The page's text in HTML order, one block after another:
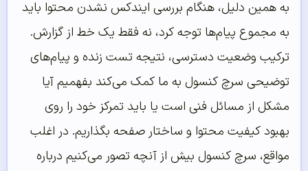
به همین دلیل، هنگام بررسی ایندکس نشدن محتوا باید
به مجموع پیام‌ها توجه کرد، نه فقط یک خط از گزارش.
ترکیب وضعیت دسترسی، نتیجه تست زنده و پیام‌های
توضیحی سرچ کنسول به ما کمک می‌کند بفهمیم آیا
مشکل از مسائل فنی است یا باید تمرکز خود را روی
بهبود کیفیت محتوا و ساختار صفحه بگذاریم. در اغلب
مواقع، سرچ کنسول بیش از آنچه تصور می‌کنیم درباره